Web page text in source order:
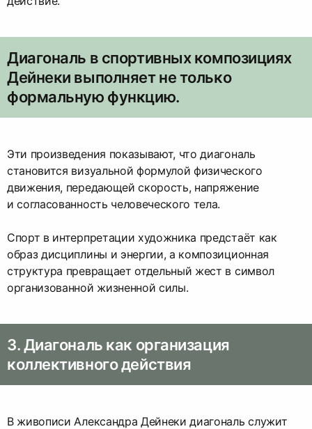
Диагональ в спортивных композициях
Дейнеки выполняет не только
формальную функцию.
Эти произведения показывают, что диагональ
становится визуальной формулой физического
движения, передающей скорость, напряжение
и согласованность человеческого тела.
Спорт в интерпретации художника предстаёт как
образ дисциплины и энергии, а композиционная
структура превращает отдельный жест в символ
организованной жизненной силы.
3. Диагональ как организация
коллективного действия
В живописи Александра Дейнеки диагональ служит